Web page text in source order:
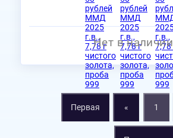
Нет в наличии
Первая « 1